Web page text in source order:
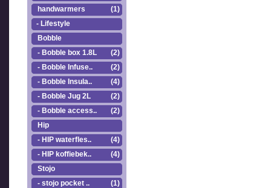
handwarmers
(1)
- Lifestyle
Bobble
- Bobble box 1.8L
(2)
- Bobble Infuse..
(2)
- Bobble Insula..
(4)
- Bobble Jug 2L
(2)
- Bobble access..
(2)
Hip
- HIP waterfles..
(4)
- HIP koffiebek..
(4)
Stojo
- stojo pocket ..
(1)